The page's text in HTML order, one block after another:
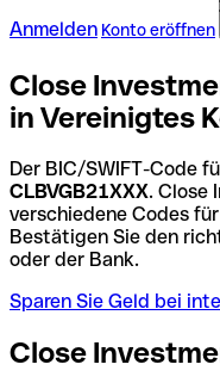
Anmelden Konto eröffnen
Close
in Vereinigtes
Der BIC/SWIFT-Code
CLBVGB21XXX. Close
verschiedene Codes
Bestätigen Sie den
oder der Bank.
Sparen Sie Geld bei
Close